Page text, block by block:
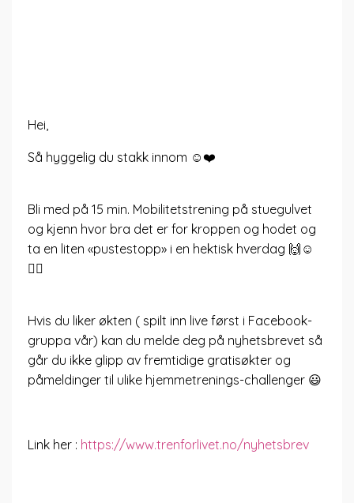
Hei,
Så hyggelig du stakk innom ☺️❤️
Bli med på 15 min. Mobilitetstrening på stuegulvet
og kjenn hvor bra det er for kroppen og hodet og
ta en liten «pustestopp» i en hektisk hverdag 🙌☺️
🧘‍♀️
Hvis du liker økten ( spilt inn live først i Facebook-
gruppa vår) kan du melde deg på nyhetsbrevet så
går du ikke glipp av fremtidige gratisøkter og
påmeldinger til ulike hjemmetrenings-challenger 😃
Link her : https://www.trenforlivet.no/nyhetsbrev